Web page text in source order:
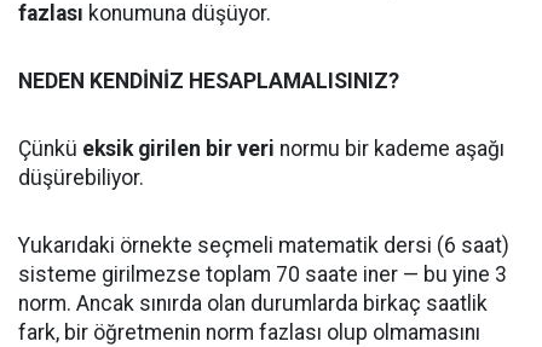
fazlası konumuna düşüyor.
NEDEN KENDİNİZ HESAPLAMALISINIZ?
Çünkü eksik girilen bir veri normu bir kademe aşağı
düşürebiliyor.
Yukarıdaki örnekte seçmeli matematik dersi (6 saat)
sisteme girilmezse toplam 70 saate iner — bu yine 3
norm. Ancak sınırda olan durumlarda birkaç saatlik
fark, bir öğretmenin norm fazlası olup olmamasını